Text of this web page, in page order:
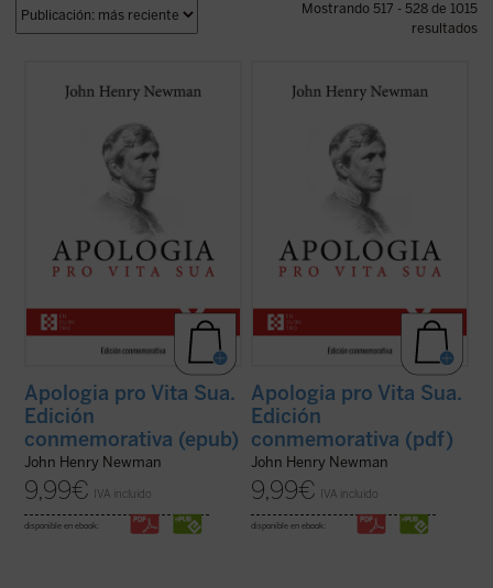
Mostrando 517 - 528 de 1015
resultados
literatura autobiográfica universal, supuso
rechazo que había causado en Inglaterra
su conversión al catolicismo. La presente ...
Apologia pro Vita Sua.
Edición
conmemorativa (epub)
John Henry Newman
9,99€ IVA incluido
disponible en ebook:
literatura autobiográfica universal, supuso
rechazo que había causado en Inglaterra
su conversión al catolicismo. La presente ...
Apologia pro Vita Sua.
Edición
conmemorativa (pdf)
John Henry Newman
9,99€ IVA incluido
disponible en ebook: